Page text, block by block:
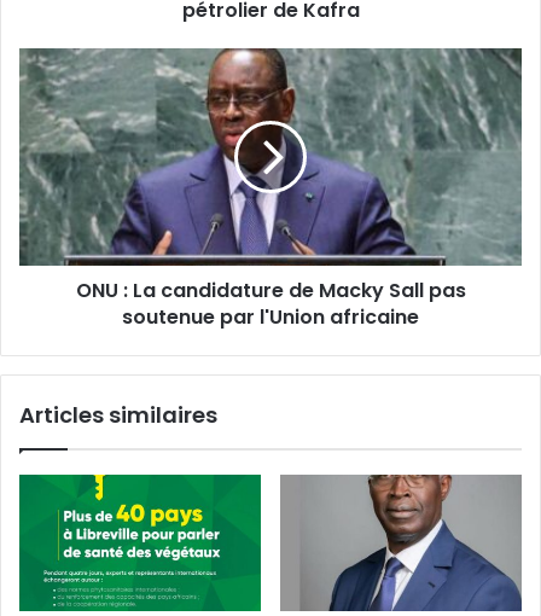
pétrolier de Kafra
ONU
:
La
candidature
de
Macky
Sall
pas
soutenue
ONU : La candidature de Macky Sall pas
soutenue par l'Union africaine
Articles similaires